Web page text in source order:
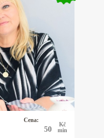
Cena:
50
Kč
min
zabývám 20let a
Zen Tarot. Tyto
pojmenovávají
okamžiku a pouze
řešení daného
člověku
vše řešit. Občas
které vyrobila